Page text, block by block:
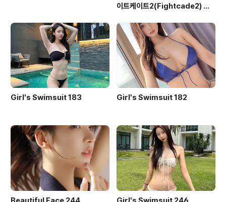
이트케이트2(Fightcade2) 설
Girl's Swimsuit 183 Girl's Swimsuit 182